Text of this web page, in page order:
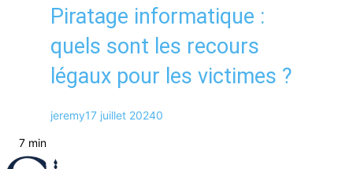
Piratage informatique :
quels sont les recours
légaux pour les victimes ?
jeremy17 juillet 20240
7 min